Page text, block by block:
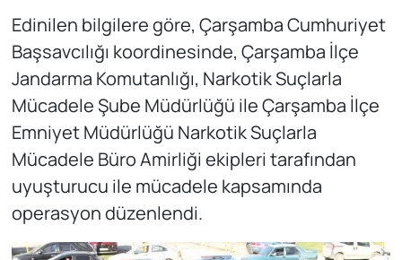
Edinilen bilgilere göre, Çarşamba Cumhuriyet
Başsavcılığı koordinesinde, Çarşamba İlçe
Jandarma Komutanlığı, Narkotik Suçlarla
Mücadele Şube Müdürlüğü ile Çarşamba İlçe
Emniyet Müdürlüğü Narkotik Suçlarla
Mücadele Büro Amirliği ekipleri tarafından
uyuşturucu ile mücadele kapsamında
operasyon düzenlendi.
Yerel